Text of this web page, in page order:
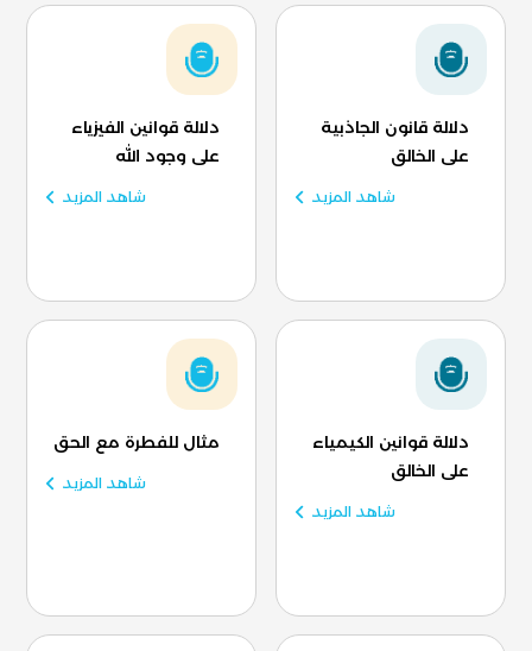
دلالة قانون الجاذبية
على الخالق
شاهد المزيد
دلالة قوانين الفيزياء
على وجود الله
شاهد المزيد
دلالة قوانين الكيمياء
على الخالق
شاهد المزيد
مثال للفطرة مع الحق
شاهد المزيد